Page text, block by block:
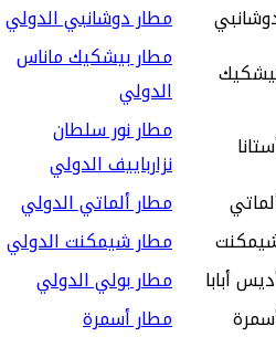
مطار دوشانبي الدولي
مطار بيشكيك ماناس
الدولي
مطار نور سلطان
نزارباييف الدولي
مطار ألماتي الدولي
مطار شيمكنت الدولي
أبابا
مطار بولي الدولي
مطار أسمرة